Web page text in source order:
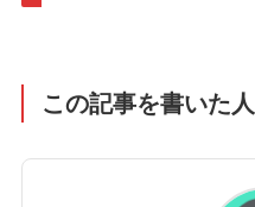
この記事を書いた人